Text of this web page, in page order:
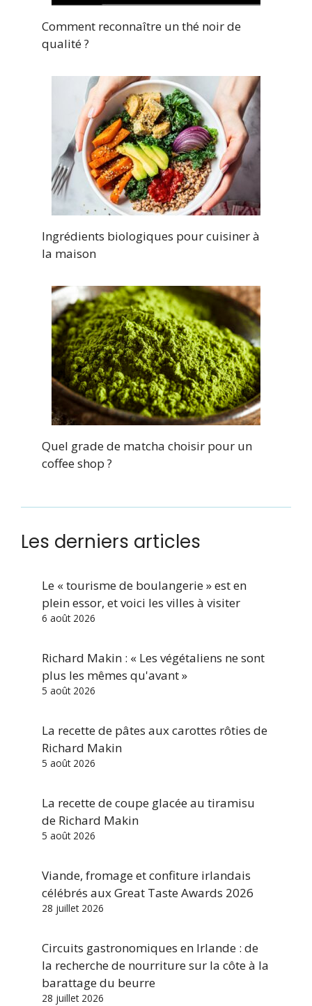
Comment reconnaître un thé noir de
qualité ?
Ingrédients biologiques pour cuisiner à
la maison
Quel grade de matcha choisir pour un
coffee shop ?
Les derniers articles
Le « tourisme de boulangerie » est en
plein essor, et voici les villes à visiter
6 août 2026
Richard Makin : « Les végétaliens ne sont
plus les mêmes qu'avant »
5 août 2026
La recette de pâtes aux carottes rôties de
Richard Makin
5 août 2026
La recette de coupe glacée au tiramisu
de Richard Makin
5 août 2026
Viande, fromage et confiture irlandais
célébrés aux Great Taste Awards 2026
28 juillet 2026
Circuits gastronomiques en Irlande : de
la recherche de nourriture sur la côte à la
barattage du beurre
28 juillet 2026